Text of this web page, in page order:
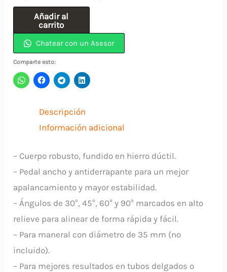
Curvatubo
3/4"
Para
Tubo
TRUPER
Añadir al
carrito
Chatear con un Asesor
Comparte esto:
Descripción
Información adicional
– Cuerpo robusto, fundido en hierro dúctil.
– Pedal ancho y antiderrapante para un mejor
apalancamiento y mayor estabilidad.
– Ángulos de 30°, 45°, 60° y 90° marcados en alto
relieve para alinear de forma rápida y fácil.
– Para maneral con diámetro de 35 mm (no
incluido).
– Para mejores resultados en tubos delgados o